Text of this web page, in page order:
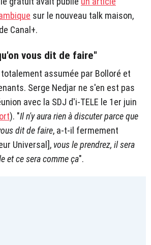
sur le nouveau talk maison,
Canal+.
vous dit de faire"
assumée par Bolloré et
Serge Nedjar ne s'en est pas
avec la SDJ d'i-TELE le 1er juin
). "Il n'y aura rien à discuter parce que
dit de faire, a-t-il fermement
Universal], vous le prendrez, il sera
et ce sera comme ça".